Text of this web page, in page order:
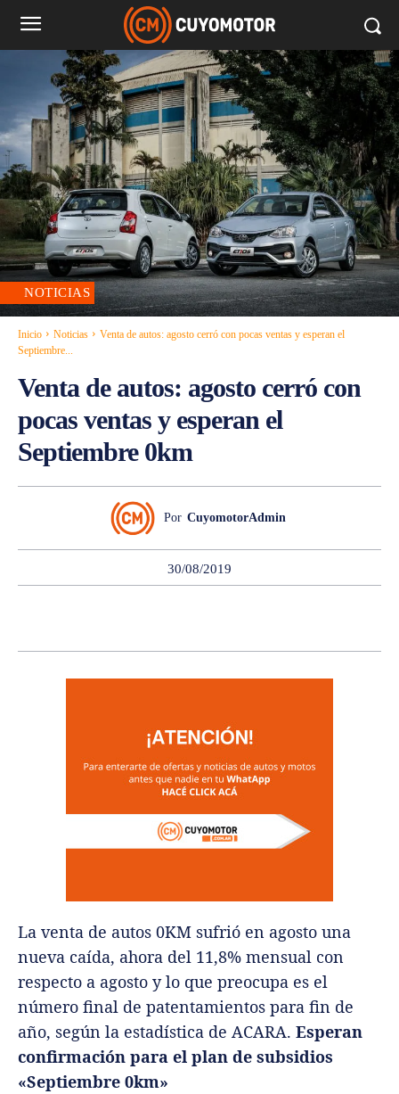
NOTICIAS
Inicio Noticias
Venta de autos: agosto cerró con pocas ventas y esperan el
Septiembre...
Venta de autos: agosto cerró con
pocas ventas y esperan el
Septiembre 0km
Por CuyomotorAdmin
30/08/2019
La venta de autos 0KM sufrió en agosto una
nueva caída, ahora del 11,8% mensual con
respecto a agosto y lo que preocupa es el
número final de patentamientos para fin de
año, según la estadística de ACARA. Esperan
confirmación para el plan de subsidios
«Septiembre 0km»